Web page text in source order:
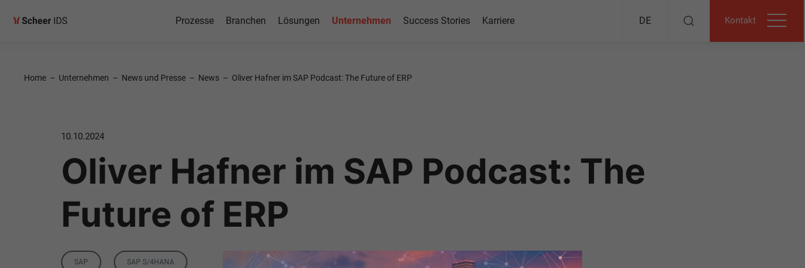
Prozesse Branchen Lösungen Unternehmen Success Stories Karriere DE Kontakt
Home – Unternehmen – News und Presse – News – Oliver Hafner im SAP Podcast: The Future of ERP
10.10.2024
Oliver Hafner im SAP Podcast: The
Future of ERP
Category
SAP TagSAP S/4HANA